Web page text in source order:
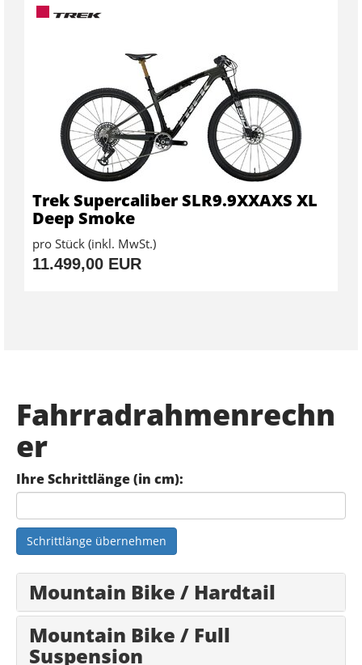
Trek Supercaliber SLR9.9XXAXS XL
Deep Smoke
pro Stück (inkl. MwSt.)
11.499,00 EUR
Fahrradrahmenrechn
er
Ihre Schrittlänge (in cm):
Schrittlänge übernehmen
Mountain Bike / Hardtail
Mountain Bike / Full
Suspension